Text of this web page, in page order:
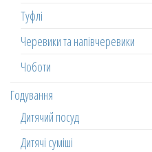
Туфлі
Черевики та напівчеревики
Чоботи
Годування
Дитячий посуд
Дитячі суміші